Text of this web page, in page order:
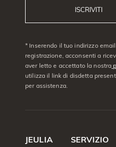
ISCRIVITI
* Inserendo il tuo indirizzo
registrazione, acconsenti a
aver letto e accettato la nostra
utilizza il link di disdetta
per assistenza.
JEULIA
SERVIZIO